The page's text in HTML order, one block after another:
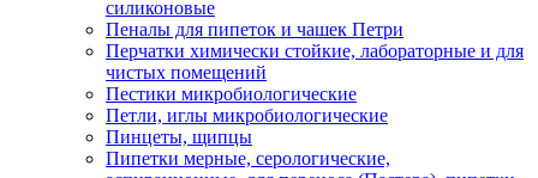
силиконовые
Пеналы для пипеток и чашек Петри
Перчатки химически стойкие, лабораторные и для
чистых помещений
Пестики микробиологические
Петли, иглы микробиологические
Пинцеты, щипцы
Пипетки мерные, серологические,